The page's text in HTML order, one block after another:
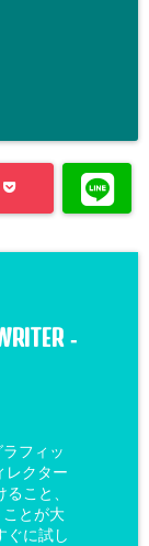
-
フィッ
レクター
こと、
ことが大
ぐに試し